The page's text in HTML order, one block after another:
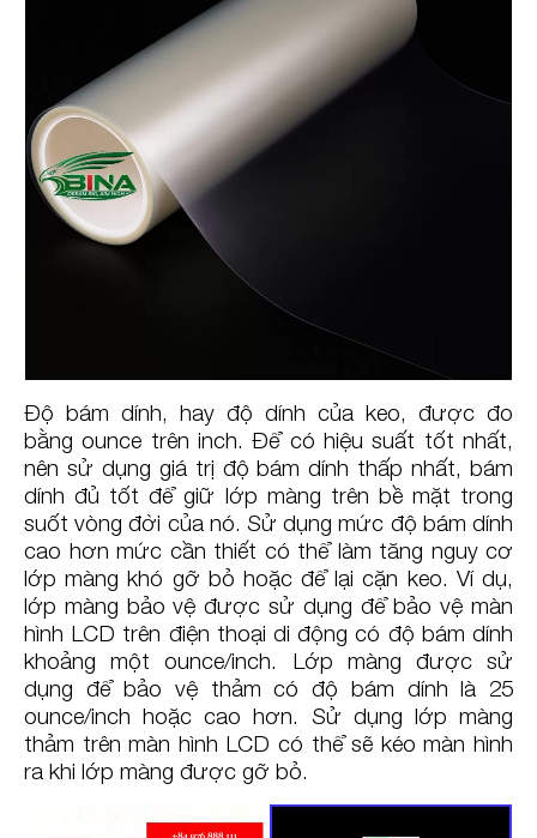
Độ bám dính, hay độ dính của keo, được đo
bằng ounce trên inch. Để có hiệu suất tốt nhất,
nên sử dụng giá trị độ bám dính thấp nhất, bám
dính đủ tốt để giữ lớp màng trên bề mặt trong
suốt vòng đời của nó. Sử dụng mức độ bám dính
cao hơn mức cần thiết có thể làm tăng nguy cơ
lớp màng khó gỡ bỏ hoặc để lại cặn keo. Ví dụ,
lớp màng bảo vệ được sử dụng để bảo vệ màn
hình LCD trên điện thoại di động có độ bám dính
khoảng một ounce/inch. Lớp màng được sử
dụng để bảo vệ thảm có độ bám dính là 25
ounce/inch hoặc cao hơn. Sử dụng lớp màng
thảm trên màn hình LCD có thể sẽ kéo màn hình
ra khi lớp màng được gỡ bỏ.